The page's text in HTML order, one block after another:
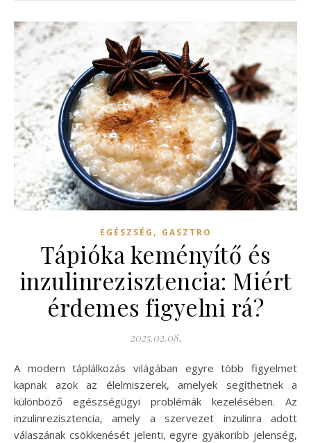
EGÉSZSÉG , GASZTRO
Tápióka keményítő és
inzulinrezisztencia: Miért
érdemes figyelni rá?
2025.02.08.
A modern táplálkozás világában egyre több figyelmet
kapnak azok az élelmiszerek, amelyek segíthetnek a
különböző egészségügyi problémák kezelésében. Az
inzulinrezisztencia, amely a szervezet inzulinra adott
válaszának csökkenését jelenti, egyre gyakoribb jelenség,